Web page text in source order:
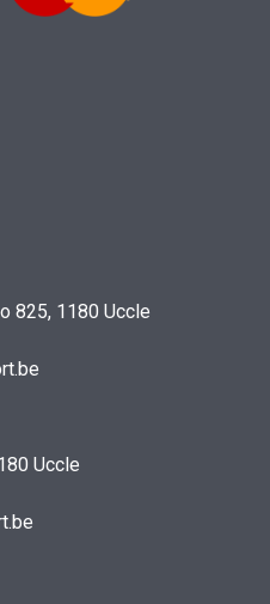
825, 1180 Uccle
Uccle